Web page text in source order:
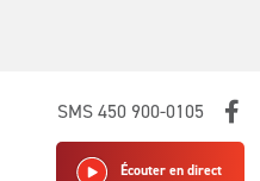
SMS 450 900-0105
Écouter en direct